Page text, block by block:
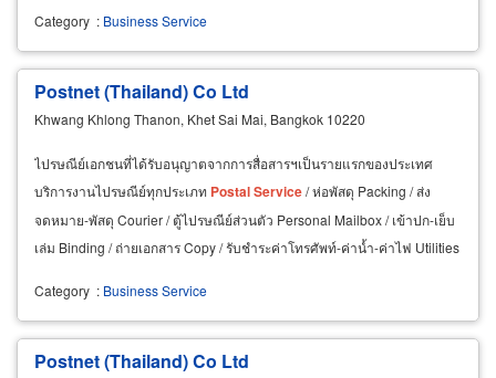
Category : Business Service
Postnet (Thailand) Co Ltd
Khwang Khlong Thanon, Khet Sai Mai, Bangkok 10220
ไปรษณีย์เอกชนที่ได้รับอนุญาตจากการสื่อสารฯเป็นรายแรกของประเทศ
บริการงานไปรษณีย์ทุกประเภท PostalService/ ห่อพัสดุ Packing / ส่ง
จดหมาย-พัสดุ Courier / ตู้ไปรษณีย์ส่วนตัว Personal Mailbox / เข้าปก-เย็บ
เล่ม Binding / ถ่ายเอกสาร Copy / รับชำระค่าโทรศัพท์-ค่าน้ำ-ค่าไฟ Utilities
Category : Business Service
Postnet (Thailand) Co Ltd